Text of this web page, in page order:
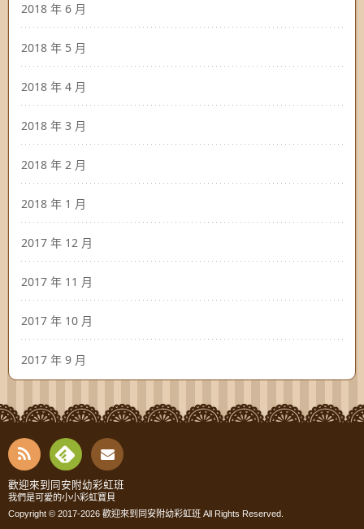
2018 年 6 月
2018 年 5 月
2018 年 4 月
2018 年 3 月
2018 年 2 月
2018 年 1 月
2017 年 12 月
2017 年 11 月
2017 年 10 月
2017 年 9 月
RSS
Fee
dly
Cont
act
歡迎來到同安附幼彩虹班
我們是可愛的小小彩虹寶貝
Copyright © 2017-2026 歡迎來到同安附幼彩虹班 All Rights Reserved.